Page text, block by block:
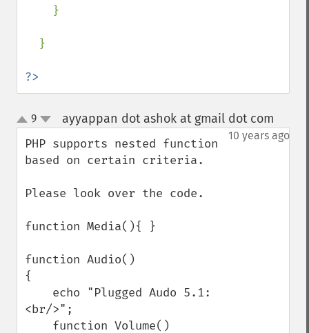
?>
up
down
9 ayyappan dot ashok at gmail dot com
10 years ago
PHP supports nested function
based on certain criteria.
Please look over the code.
function Media(){ }
function Audio()
{
<br/>";